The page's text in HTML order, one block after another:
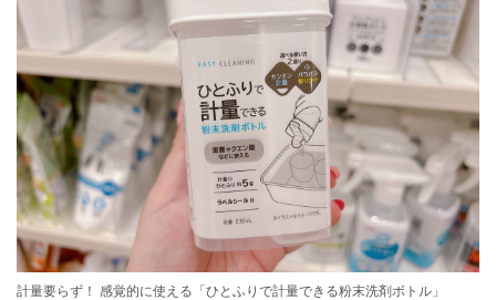
計量要らず！ 感覚的に使える「ひとふりで計量できる粉末洗剤ボトル」